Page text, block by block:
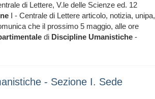
di Lettere, V.le delle Scienze ed. 12
I - Centrale di Lettere articolo, notizia, unipa,
che il prossimo 5 maggio, alle ore
di Discipline Umanistiche -
- Sezione I. Sede